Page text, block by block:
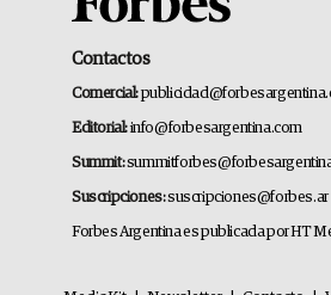
Contactos
Comercial:
Editorial:info@forbesargentina.com
Summit:
Suscripciones:suscripciones@forbes.ar
Forbes Argentina es publicada por HT